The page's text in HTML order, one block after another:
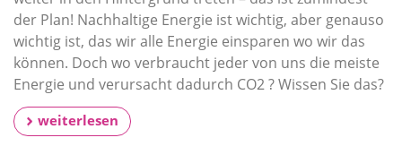
der Plan! Nachhaltige Energie ist wichtig, aber genauso
wichtig ist, das wir alle Energie einsparen wo wir das
können. Doch wo verbraucht jeder von uns die meiste
Energie und verursacht dadurch CO2 ? Wissen Sie das?
weiterlesen